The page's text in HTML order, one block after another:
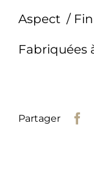
Aspect /
Fabriquées
Partager